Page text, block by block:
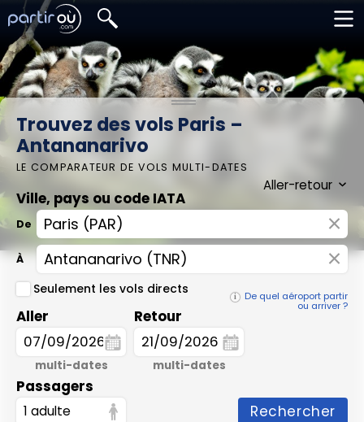
Trouvez des vols Paris –
Antananarivo
LE COMPARATEUR DE VOLS MULTI-DATES
Ville, pays ou code IATA
De ×
À ×
De quel aéroport partir
ou arriver ?
Seulement les vols directs
Aller
multi-dates
Retour
multi-dates
Passagers
1 adulte Rechercher